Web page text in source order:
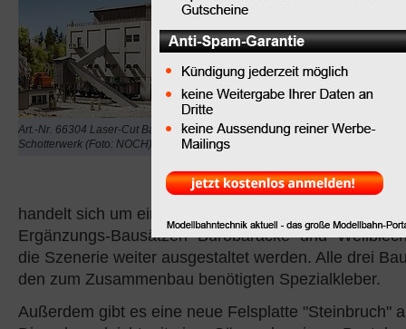
Art.-Nr. 66304 Laser-Cut Bausatz
Schotterwerk (Foto: NOCH)
Bausatz
"Schotterwerk"
verfügt über
integrierte Silos, über
und LKWs mit Schotter
beladen werden
Förderband befüllt
aus dem Steinbruch
handelt sich um ein Standmodell ohne Funktion). Mit
Ergänzungs-Bausätzen "Bürobaracke" und
die Szenerie weiter ausgestaltet werden. Alle drei
den zum Zusammenbau benötigten Spezialkleber.
Außerdem gibt es eine neue Felsplatte "Steinbruch"